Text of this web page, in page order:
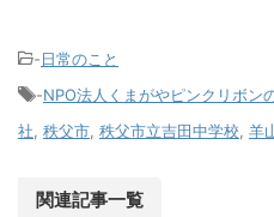
-日常のこと
-NPO法人くまがやピンクリボン
社 秩父市 秩父市立吉田中学校 羊
関連記事一覧